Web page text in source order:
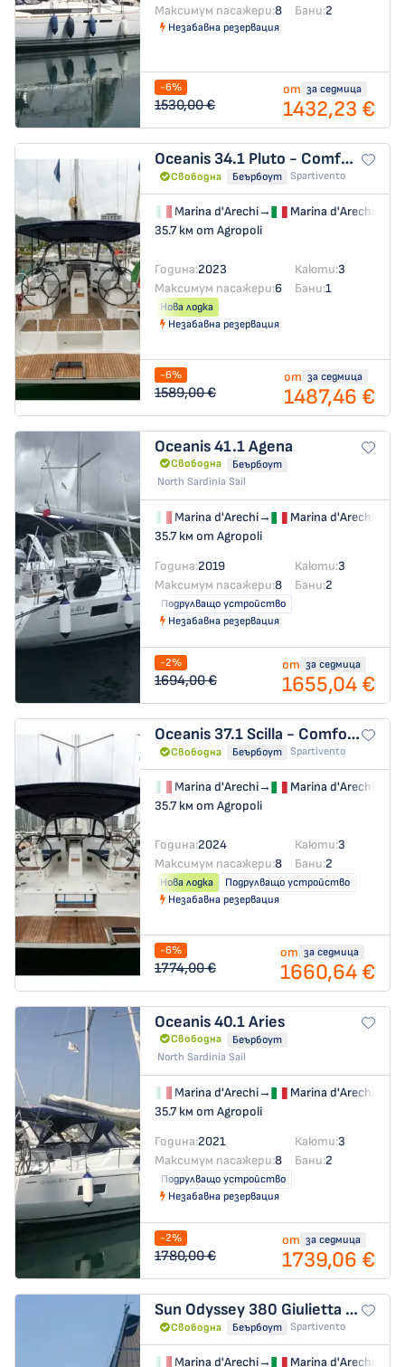
Максимум пасажери:8 Бани:2
Незабавна резервация
-6%
1530,00 €
от за седмица
1432,23 €
Oceanis 34.1 Pluto - Comfort line
Свободна Беърбоут Spartivento
Marina d'Arechi→
Marina d'Arechi
35.7 км от Agropoli
Година:2023 Каюти:3
Максимум пасажери:6 Бани:1
Нова лодка
Незабавна резервация
-6%
1589,00 €
от за седмица
1487,46 €
Oceanis 41.1Agena
Свободна
Беърбоут
North Sardinia Sail
Marina d'Arechi→
Marina d'Arechi
35.7 км от Agropoli
Година:2019 Каюти:3
Максимум пасажери:8 Бани:2
Подрулващо устройство
Незабавна резервация
-2%
1694,00 €
от за седмица
1655,04 €
Oceanis 37.1Scilla - Comfort line
Свободна Беърбоут Spartivento
Marina d'Arechi→
Marina d'Arechi
35.7 км от Agropoli
Година:2024 Каюти:3
Максимум пасажери:8 Бани:2
Нова лодка
Подрулващо устройство
Незабавна резервация
-6%
1774,00 €
от за седмица
1660,64 €
Oceanis 40.1Aries
Свободна
Беърбоут
North Sardinia Sail
Marina d'Arechi→
Marina d'Arechi
35.7 км от Agropoli
Година:2021 Каюти:3
Максимум пасажери:8 Бани:2
Подрулващо устройство
Незабавна резервация
-2%
1780,00 €
от за седмица
1739,06 €
Sun Odyssey 380 Giulietta e Romeo - Comfort line
Свободна Беърбоут Spartivento
Marina d'Arechi→ Marina d'Arechi